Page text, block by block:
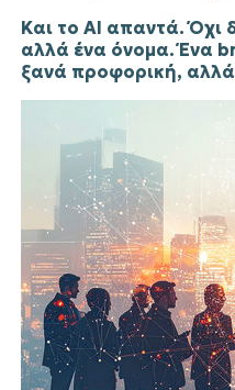
Και το AI απαντά. Όχι
αλλά ένα όνομα. Ένα
ξανά προφορική,